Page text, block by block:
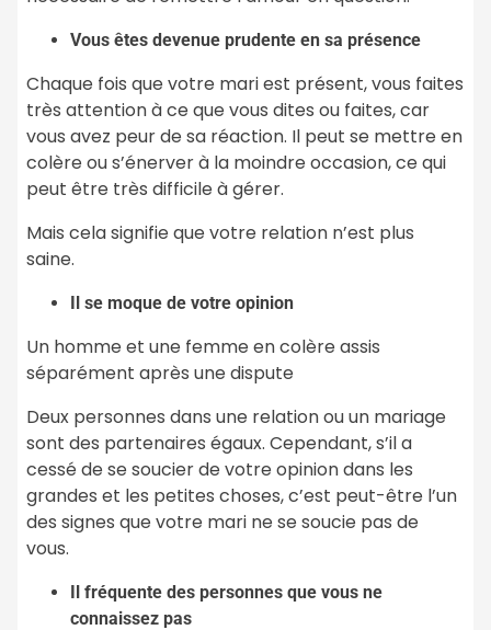
Vous êtes devenue prudente en sa présence
Chaque fois que votre mari est présent, vous faites
très attention à ce que vous dites ou faites, car
vous avez peur de sa réaction. Il peut se mettre en
colère ou s’énerver à la moindre occasion, ce qui
peut être très difficile à gérer.
Mais cela signifie que votre relation n’est plus
saine.
Il se moque de votre opinion
Un homme et une femme en colère assis
séparément après une dispute
Deux personnes dans une relation ou un mariage
sont des partenaires égaux. Cependant, s’il a
cessé de se soucier de votre opinion dans les
grandes et les petites choses, c’est peut-être l’un
des signes que votre mari ne se soucie pas de
vous.
Il fréquente des personnes que vous ne
connaissez pas